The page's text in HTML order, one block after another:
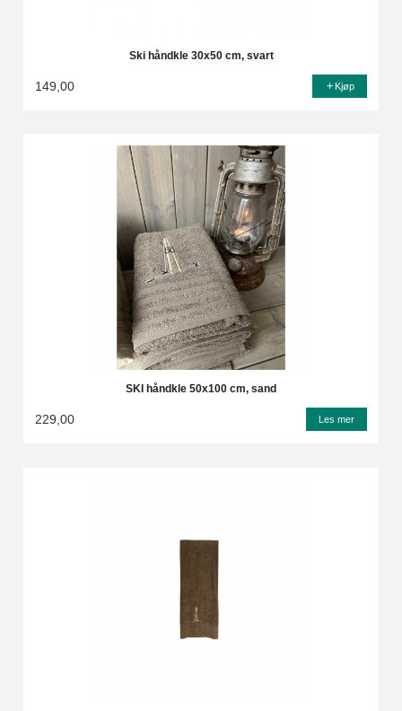
Ski håndkle 30x50 cm, svart
149,00 Kjøp
SKI håndkle 50x100 cm, sand
229,00 Les mer